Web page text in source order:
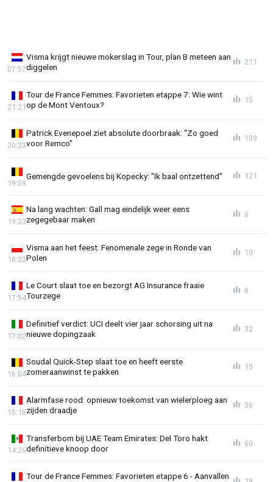
Visma krijgt nieuwe mokerslag in Tour, plan B meteen aan
diggelen
07:57
211
Tour de France Femmes: Favorieten etappe 7: Wie wint
op de Mont Ventoux?
21:21
15
Patrick Evenepoel ziet absolute doorbraak: "Zo goed
voor Remco"
20:33
109
Gemengde gevoelens bij Kopecky: "Ik baal ontzettend"
19:59
121
Na lang wachten: Gall mag eindelijk weer eens
zegegebaar maken
19:33
6
Visma aan het feest: Fenomenale zege in Ronde van
Polen
18:33
10
Le Court slaat toe en bezorgt AG Insurance fraaie
Tourzege
17:54
8
Definitief verdict: UCI deelt vier jaar schorsing uit na
nieuwe dopingzaak
17:02
32
Soudal Quick-Step slaat toe en heeft eerste
zomeraanwinst te pakken
16:04
15
Alarmfase rood: opnieuw toekomst van wielerploeg aan
zijden draadje
15:18
36
Transferbom bij UAE Team Emirates: Del Toro hakt
definitieve knoop door
14:26
60
Tour de France Femmes: Favorieten etappe 6 - Aanvallen